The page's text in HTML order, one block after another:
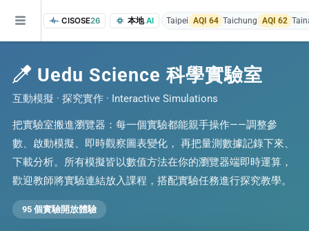
CISOSE26 本地AI Taipei AQI 64 Taichung AQI 62
Uedu Science 科學實驗室
互動模擬 · 探究實作 · Interactive Simulations
把實驗室搬進瀏覽器：每一個實驗都能親手操作——調整參
數、啟動模擬、即時觀察圖表變化， 再把量測數據記錄下來、
下載分析。所有模擬皆以數值方法在你的瀏覽器端即時運算，
歡迎教師將實驗連結放入課程，搭配實驗任務進行探究教學。
95 個實驗開放體驗